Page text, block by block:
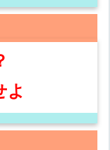
よ